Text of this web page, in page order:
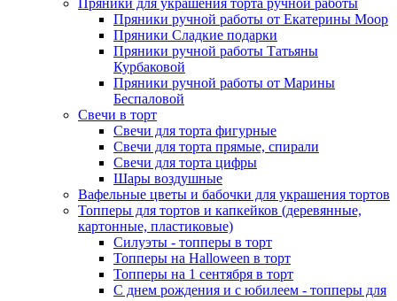
Пряники для украшения торта ручной работы
Пряники ручной работы от Екатерины Моор
Пряники Сладкие подарки
Пряники ручной работы Татьяны
Курбаковой
Пряники ручной работы от Марины
Беспаловой
Свечи в торт
Свечи для торта фигурные
Свечи для торта прямые, спирали
Свечи для торта цифры
Шары воздушные
Вафельные цветы и бабочки для украшения тортов
Топперы для тортов и капкейков (деревянные,
картонные, пластиковые)
Силуэты - топперы в торт
Топперы на Halloween в торт
Топперы на 1 сентября в торт
С днем рождения и с юбилеем - топперы для